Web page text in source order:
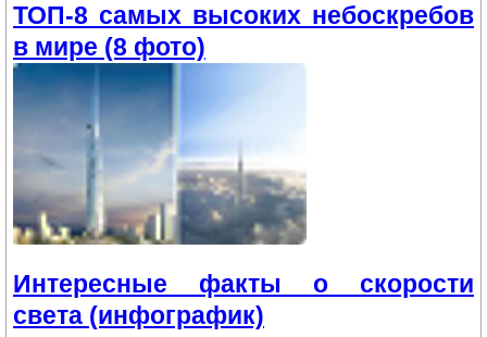
ТОП-8 самых высоких небоскребов
в мире (8 фото)
Интересные факты о скорости
света (инфографик)